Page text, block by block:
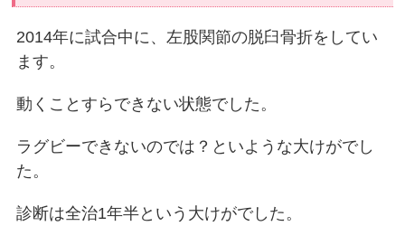
2014年に試合中に、左股関節の脱臼骨折をしてい
ます。
動くことすらできない状態でした。
ラグビーできないのでは？といような大けがでし
た。
診断は全治1年半という大けがでした。